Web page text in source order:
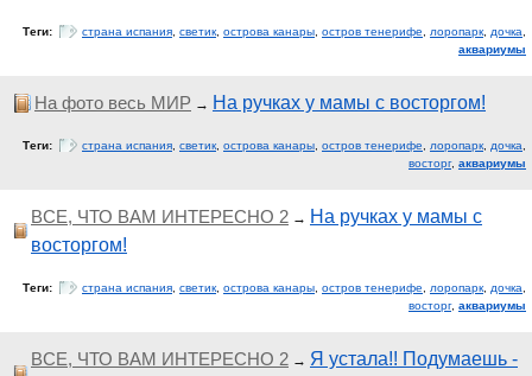
Теги: страна испания светик острова канары остров тенерифе лоропарк дочка
аквариумы
На фото весь МИР → На ручках у мамы с восторгом!
Теги: страна испания светик острова канары остров тенерифе лоропарк дочка
восторг, аквариумы
ВСЕ, ЧТО ВАМ ИНТЕРЕСНО 2 → На ручках у мамы с
восторгом!
Теги: страна испания светик острова канары остров тенерифе лоропарк дочка
восторг, аквариумы
ВСЕ, ЧТО ВАМ ИНТЕРЕСНО 2 → Я устала!! Подумаешь -